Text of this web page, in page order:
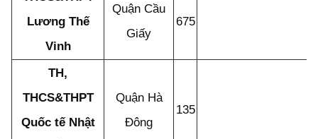
Lương Thế
Vinh
Quận Cầu
Giấy
675
TH,
THCS&THPT
Quốc tế Nhật
Quận Hà
Đông
135